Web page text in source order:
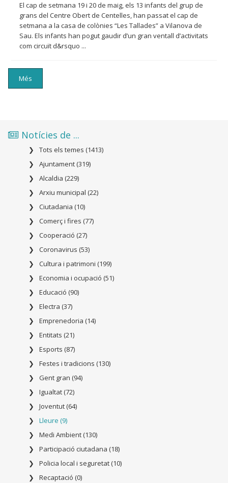
El cap de setmana 19 i 20 de maig, els 13 infants del grup de
grans del Centre Obert de Centelles, han passat el cap de
setmana a la casa de colònies “Les Tallades” a Vilanova de
Sau. Els infants han pogut gaudir d’un gran ventall d’activitats
com circuït d&rsquo ...
Més
Notícies de ...
Tots els temes (1413)
Ajuntament (319)
Alcaldia (229)
Arxiu municipal (22)
Ciutadania (10)
Comerç i fires (77)
Cooperació (27)
Coronavirus (53)
Cultura i patrimoni (199)
Economia i ocupació (51)
Educació (90)
Electra (37)
Emprenedoria (14)
Entitats (21)
Esports (87)
Festes i tradicions (130)
Gent gran (94)
Igualtat (72)
Joventut (64)
Lleure (9)
Medi Ambient (130)
Participació ciutadana (18)
Policia local i seguretat (10)
Recaptació (0)